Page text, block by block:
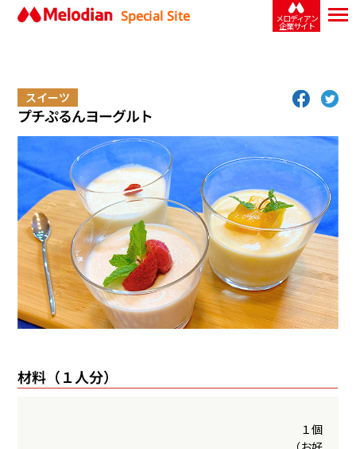
Special Site メロディアン
企業サイト
スイーツ
プチぷるんヨーグルト
材料（１人分）
１個